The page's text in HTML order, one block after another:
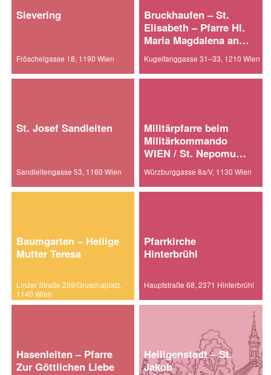
Sievering
Fröschelgasse 18, 1190 Wien
Bruckhaufen – St.
Elisabeth – Pfarre Hl.
Maria Magdalena an
der alten Donau
Kugelfanggasse 31–33, 1210 Wien
St. Josef Sandleiten
Sandleitengasse 53, 1160 Wien
Militärpfarre beim
Militärkommando
WIEN / St. Nepomuk
am Fasangarten
Würzburggasse 8a/V, 1130 Wien
Baumgarten – Heilige
Mutter Teresa
Linzer Straße 259/Gruschaplatz,
1140 Wien
Pfarrkirche
Hinterbrühl
Hauptstraße 68, 2371 Hinterbrühl
Hasenleiten – Pfarre
Zur Göttlichen Liebe
Heiligenstadt – St.
Jakob